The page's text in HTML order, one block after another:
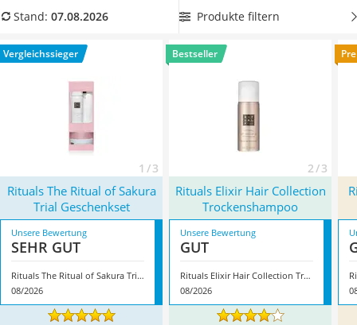
Philips-Sonicare-Zahnbürste
Mineralfutter Pferd
Massagegerät
feuchtigkeitsspendendes Rituals-Shampoo aus unserem
Feuchtigkeit versorgt. Überzeugt hat uns hier im August 2026
besonders das Modell
Rituals The Ritual of Sakura Trial
Geschenkset* mit seinen Eigenschaften.
Stand: 07.08.2026 Produkte filtern
Vergleichssieger
1 / 3
Bestseller
2 / 3
Rituals The Ritual of Sakura
Trial Geschenkset
Rituals Elixir Hair Collection
Trockenshampoo
Unsere Bewertung
SEHR GUT
Rituals The Ritual of Sakura Trial Geschenkset
08/2026
Unsere Bewertung
GUT
Rituals Elixir Hair Collection Trockenshampoo
08/2026